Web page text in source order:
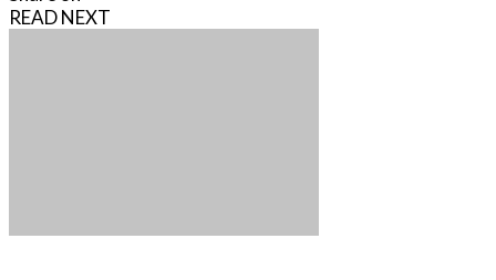
READ NEXT